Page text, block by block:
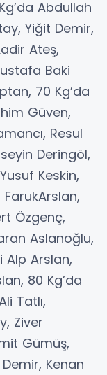
Abdullah
Yiğit Demir,
Ateş,
Baki
70 Kg’da
Güven,
Resul
Deringöl,
Keskin,
Özgenç,
Aslanoğlu,
Alp Arslan,
80 Kg’da
Tatlı,
Ziver
Gümüş,
Kenan